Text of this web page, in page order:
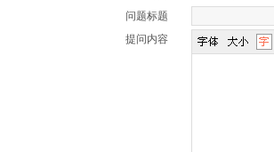
问题标题
提问内容